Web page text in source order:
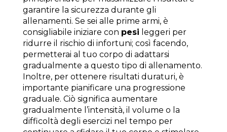
garantire la sicurezza durante gli
allenamenti. Se sei alle prime armi, è
consigliabile iniziare con pesi leggeri per
ridurre il rischio di infortuni; così facendo,
permetterai al tuo corpo di adattarsi
gradualmente a questo tipo di allenamento.
Inoltre, per ottenere risultati duraturi, è
importante pianificare una progressione
graduale. Ciò significa aumentare
gradualmente l’intensità, il volume o la
difficoltà degli esercizi nel tempo per